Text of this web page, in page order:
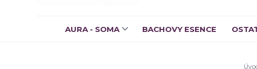
AURA - SOMA BACHOVY ESENCE